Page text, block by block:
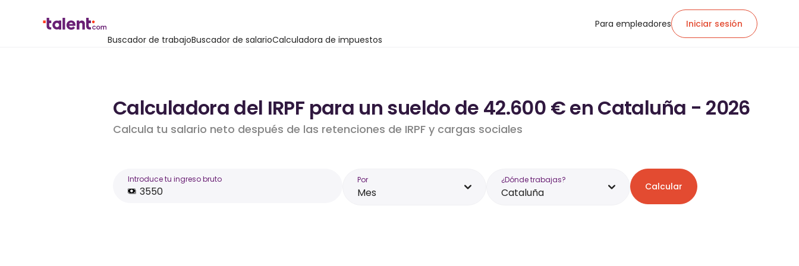
Buscador de trabajoBuscador de salarioCalculadora de impuestos
Para empleadores Iniciar sesión
Calculadora del IRPF para un sueldo de 42.600 € en Cataluña - 2026
Calcula tu salario neto después de las retenciones de IRPF y cargas sociales
Introduce tu ingreso bruto Por
Mes
¿Dónde trabajas?
Cataluña Calcular